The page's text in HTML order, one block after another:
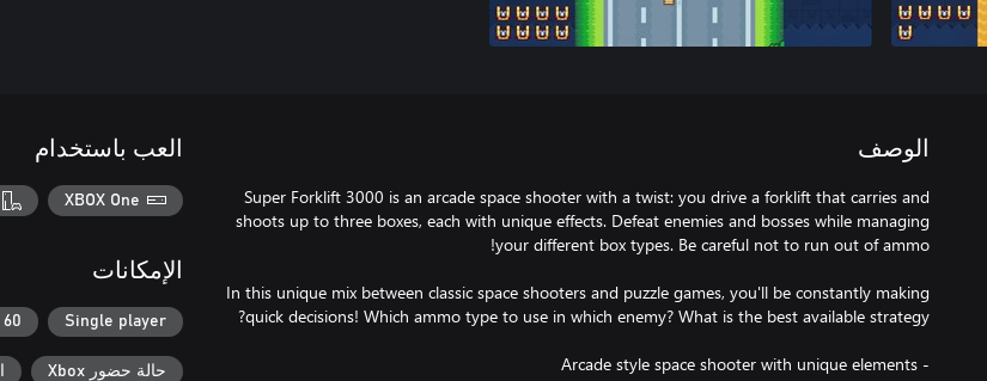
الوصف
Super Forklift 3000 is an arcade space shooter with a twist: you drive a forklift that carries and
shoots up to three boxes, each with unique effects. Defeat enemies and bosses while managing
In this unique mix between classic space shooters and puzzle games, you'll be constantly making
العب باستخدام
XBOX One
الإمكانات
Single player
60 fps+
حالة حضور Xbox